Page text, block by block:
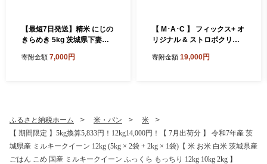
【最短7日発送】精米 にじの
きらめき 5kg 茨城県下妻市
にじのきらめき 令和7年産 茨
寄附金額 7,000円
【 M･A･C 】 フィックス+ オ
リジナル & ストロボクリー
ック M・A・C 】
寄附金額 19,000円
ふるさと納税ホーム 米・パン
米
【 期間限定 】5kg換算5,833円！12kg14,000円！【 7月出荷分 】 令和7年産 茨
城県産 ミルキークイーン 12kg (5kg × 2袋 + 2kg × 1袋)【 米 お米 白米 茨城県産
ごはん こめ 国産 ミルキークイーン ふっくら もっちり 12kg 10kg 2kg 】